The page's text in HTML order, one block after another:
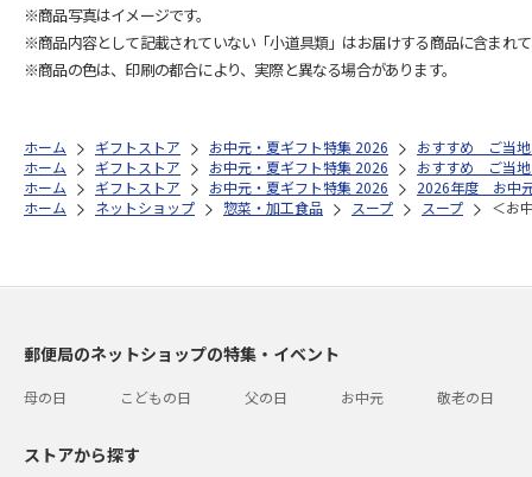
※商品写真はイメージです。
※商品内容として記載されていない「小道具類」はお届けする商品に含まれて
※商品の色は、印刷の都合により、実際と異なる場合があります。
ホーム ギフトストア お中元・夏ギフト特集 2026 おすすめ ご当地
ホーム
ギフトストア お中元・夏ギフト特集 2026 おすすめ ご当地
ホーム
ギフトストア お中元・夏ギフト特集 2026 2026年度 お中元
ホーム
ネットショップ 惣菜・加工食品 スープ スープ ＜お
郵便局のネットショップの特集・イベント
母の日 こどもの日 父の日 お中元 敬老の日
ストアから探す